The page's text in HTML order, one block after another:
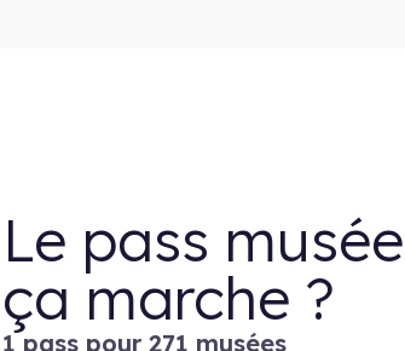
Le pass
ça marche ?
1 pass pour 271 musées